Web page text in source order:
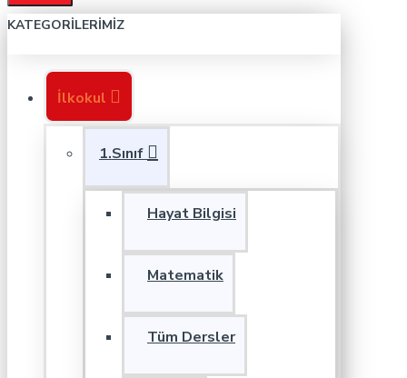
KATEGORILERIMIZ
İlkokul
1.Sınıf
Hayat Bilgisi
Matematik
Tüm Dersler